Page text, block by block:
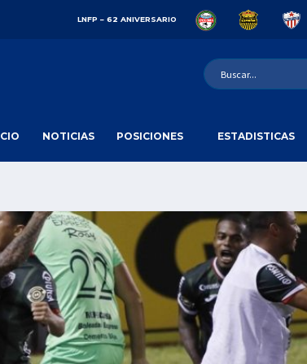
LNFP – 62 ANIVERSARIO
NOTICIAS POSICIONES ESTADISTICAS